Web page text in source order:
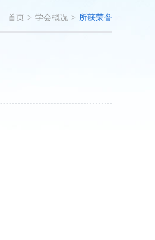
首页 > 学会概况 > 所获荣誉